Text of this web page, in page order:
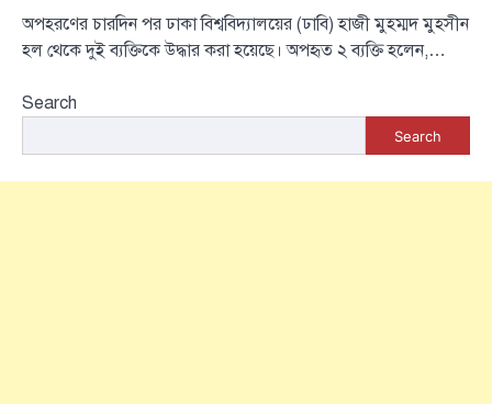
অপহরণের চারদিন পর ঢাকা বিশ্ববিদ্যালয়ের (ঢাবি) হাজী মুহম্মদ মুহসীন
হল থেকে দুই ব্যক্তিকে উদ্ধার করা হয়েছে। অপহৃত ২ ব্যক্তি হলেন,…
Search
Search